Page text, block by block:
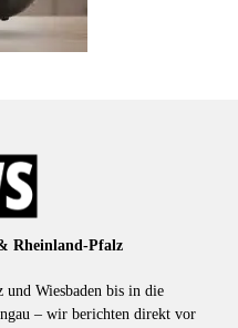
Rheinland-Pfalz
Wiesbaden bis in die
– wir berichten direkt vor